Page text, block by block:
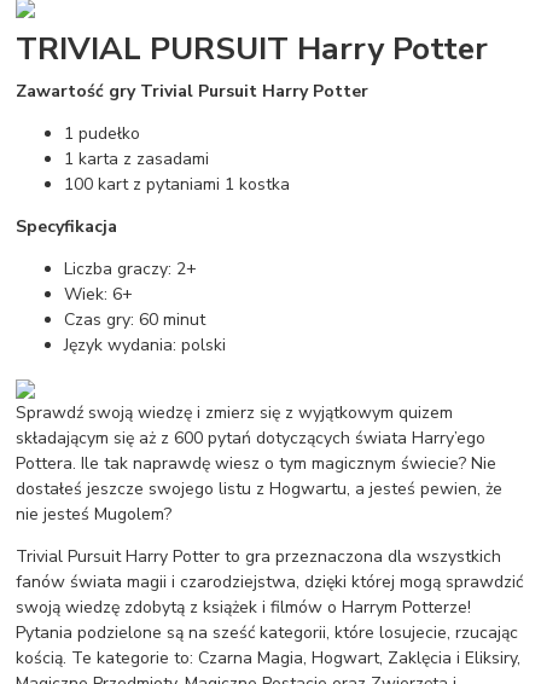
TRIVIAL PURSUIT Harry Potter
Zawartość gry Trivial Pursuit Harry Potter
1 pudełko
1 karta z zasadami
100 kart z pytaniami 1 kostka
Specyfikacja
Liczba graczy: 2+
Wiek: 6+
Czas gry: 60 minut
Język wydania: polski
Sprawdź swoją wiedzę i zmierz się z wyjątkowym quizem
składającym się aż z 600 pytań dotyczących świata Harry’ego
Pottera. Ile tak naprawdę wiesz o tym magicznym świecie? Nie
dostałeś jeszcze swojego listu z Hogwartu, a jesteś pewien, że
nie jesteś Mugolem?
Trivial Pursuit Harry Potter to gra przeznaczona dla wszystkich
fanów świata magii i czarodziejstwa, dzięki której mogą sprawdzić
swoją wiedzę zdobytą z książek i filmów o Harrym Potterze!
Pytania podzielone są na sześć kategorii, które losujecie, rzucając
kością. Te kategorie to: Czarna Magia, Hogwart, Zaklęcia i Eliksiry,